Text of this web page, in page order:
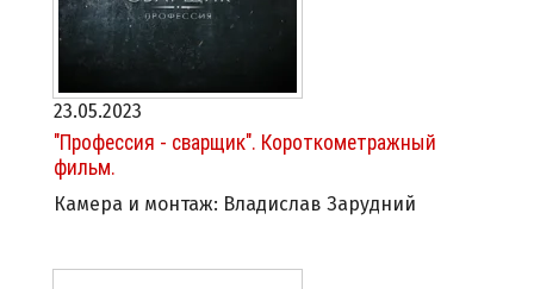
23.05.2023
"Профессия - сварщик". Короткометражный
фильм.
Камера и монтаж: Владислав Зарудний